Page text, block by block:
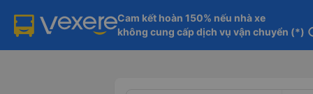
Cam kết hoàn 150% nếu nhà xe
không cung cấp dịch vụ vận chuyển (*)